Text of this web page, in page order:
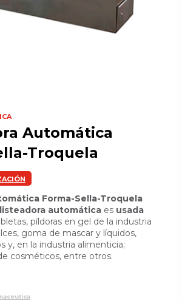
Automática
Troquela
Forma-Sella-Troquela
automática es usada
píldoras en gel de la industria
goma de mascar y líquidos,
y, en la industria alimenticia;
cosméticos, entre otros.